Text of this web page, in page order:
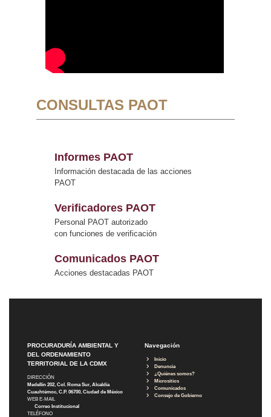
CONSULTAS PAOT
Informes PAOT
Información destacada de las acciones
PAOT
Verificadores PAOT
Personal PAOT autorizado
con funciones de verificación
Comunicados PAOT
Acciones destacadas PAOT
PROCURADURÍA AMBIENTAL Y
DEL ORDENAMIENTO
TERRITORIAL DE LA CDMX
DIRECCIÓN
Medellín 202, Col. Roma Sur, Alcaldía
Cuauhtémoc, C.P. 06700, Ciudad de México
WEB E-MAIL
Correo Institucional
TELÉFONO
Navegación
Inicio
Denuncia
¿Quiénes somos?
Micrositios
Comunicados
Consejo de Gobierno